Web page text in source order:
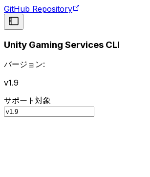
GitHub Repository
Unity Gaming Services CLI
バージョン:
v1.9
サポート対象